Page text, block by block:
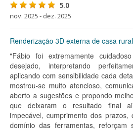
5.0
nov. 2025 - dez. 2025
Renderização 3D externa de casa rural
"Fábio foi extremamente
desejado, interpretando
aplicando com sensibilidade cada
mostrou-se muito atencioso,
aberto a sugestões e propondo
que deixaram o resultado final
impecável, cumprimento dos prazos,
domínio das ferramentas, reforçam